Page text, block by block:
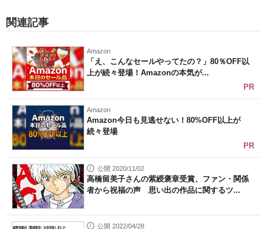
関連記事
Amazon
「え、こんなセールやってたの？」80％OFF以
上が続々登場！Amazonの本気が...
PR
Amazon
Amazon今日も見逃せない！80%OFF以上が
続々登場
PR
公開 2020/11/02
高橋留美子さんの紫綬褒章受賞、ファン・関係
者から祝福の声 思い出の作品に関するツ...
公開 2022/04/28